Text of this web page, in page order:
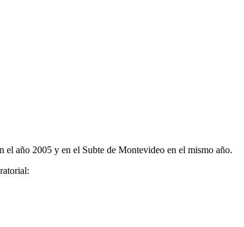
el año 2005 y en el Subte de Montevideo en el mismo año.